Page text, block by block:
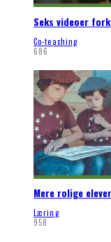
Seks videoer
Co-teaching
686
Mere rolige
Læring
958